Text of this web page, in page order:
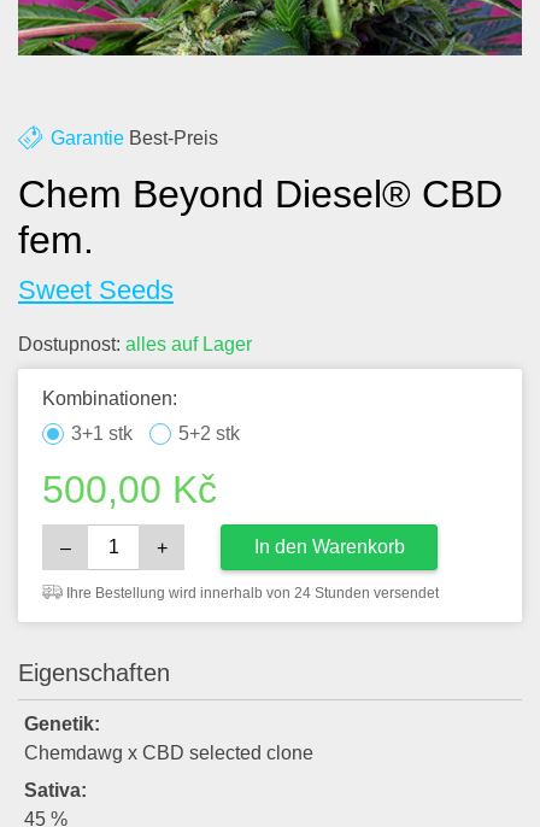
Garantie Best-Preis
Chem Beyond Diesel® CBD
fem.
Sweet Seeds
Dostupnost: alles auf Lager
Kombinationen:
3+1 stk
5+2 stk
500,00 Kč
– + In den Warenkorb
Ihre Bestellung wird innerhalb von 24 Stunden versendet
Eigenschaften
Genetik:
Chemdawg x CBD selected clone
Sativa:
45 %